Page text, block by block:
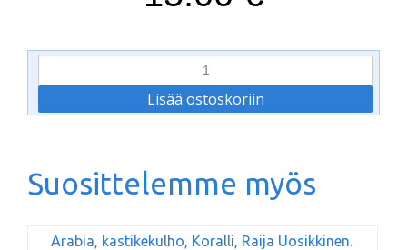
Suosittelemme myös
Arabia, kastikekulho, Koralli, Raija Uosikkinen.